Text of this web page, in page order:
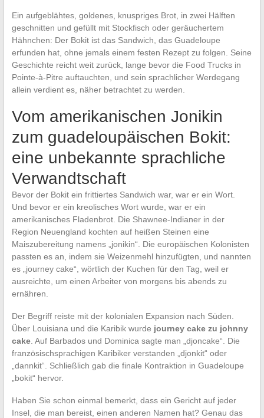
Ein aufgeblähtes, goldenes, knuspriges Brot, in zwei Hälften
geschnitten und gefüllt mit Stockfisch oder geräuchertem
Hähnchen: Der Bokit ist das Sandwich, das Guadeloupe
erfunden hat, ohne jemals einem festen Rezept zu folgen. Seine
Geschichte reicht weit zurück, lange bevor die Food Trucks in
Pointe-à-Pitre auftauchten, und sein sprachlicher Werdegang
allein verdient es, näher betrachtet zu werden.
Vom amerikanischen Jonikin
zum guadeloupäischen Bokit:
eine unbekannte sprachliche
Verwandtschaft
Bevor der Bokit ein frittiertes Sandwich war, war er ein Wort.
Und bevor er ein kreolisches Wort wurde, war er ein
amerikanisches Fladenbrot. Die Shawnee-Indianer in der
Region Neuengland kochten auf heißen Steinen eine
Maiszubereitung namens „jonikin“. Die europäischen Kolonisten
passten es an, indem sie Weizenmehl hinzufügten, und nannten
es „journey cake“, wörtlich der Kuchen für den Tag, weil er
ausreichte, um einen Arbeiter von morgens bis abends zu
ernähren.
Der Begriff reiste mit der kolonialen Expansion nach Süden.
Über Louisiana und die Karibik wurde journey cake zu johnny
cake. Auf Barbados und Dominica sagte man „djoncake“. Die
französischsprachigen Karibiker verstanden „djonkit“ oder
„dannkit“. Schließlich gab die finale Kontraktion in Guadeloupe
„bokit“ hervor.
Haben Sie schon einmal bemerkt, dass ein Gericht auf jeder
Insel, die man bereist, einen anderen Namen hat? Genau das